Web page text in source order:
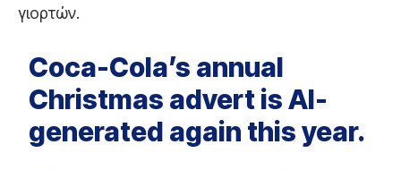
γιορτών.
Coca-Cola’s annual
Christmas advert is AI-
generated again this year.